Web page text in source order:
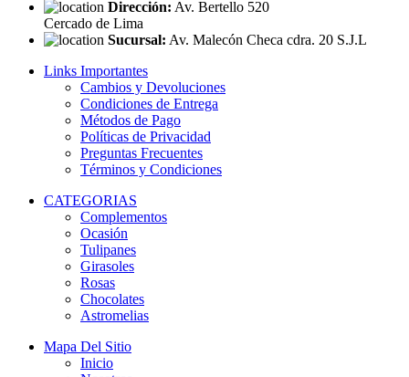
Dirección: Av. Bertello 520
Cercado de Lima
Sucursal: Av. Malecón Checa cdra. 20 S.J.L
Links Importantes
Cambios y Devoluciones
Condiciones de Entrega
Métodos de Pago
Políticas de Privacidad
Preguntas Frecuentes
Términos y Condiciones
CATEGORIAS
Complementos
Ocasión
Tulipanes
Girasoles
Rosas
Chocolates
Astromelias
Mapa Del Sitio
Inicio